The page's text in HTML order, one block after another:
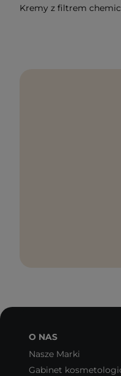
Kremy z filtrem
O NAS
Nasze Marki
Gabinet